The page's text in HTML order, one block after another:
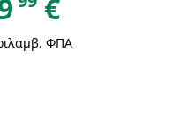
€
ΦΠΑ